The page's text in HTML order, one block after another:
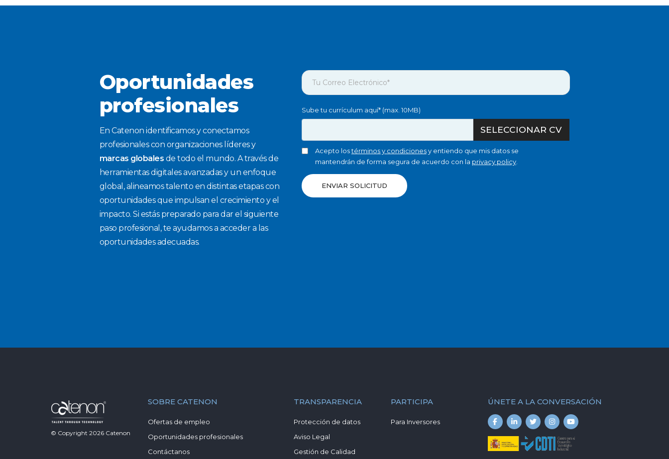
Oportunidades
profesionales
En Catenon identificamos y conectamos
profesionales con organizaciones líderes y
marcas globales de todo el mundo. A través de
herramientas digitales avanzadas y un enfoque
global, alineamos talento en distintas etapas con
oportunidades que impulsan el crecimiento y el
impacto. Si estás preparado para dar el siguiente
paso profesional, te ayudamos a acceder a las
oportunidades adecuadas.
Sube tu currículum aquí* (max. 10MB)
SELECCIONAR CV
Acepto lostérminos y condicionesy entiendo que mis datos se
mantendrán de forma segura de acuerdo con la privacy policy.
ENVIAR SOLICITUD
© Copyright 2026 Catenon
SOBRE CATENON
Ofertas de empleo
Oportunidades profesionales
Contáctanos
TRANSPARENCIA
Protección de datos
Aviso Legal
Gestión de Calidad
PARTICIPA
Para Inversores
ÚNETE A LA CONVERSACIÓN